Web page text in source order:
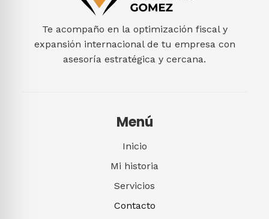
Te acompaño en la optimización fiscal y
expansión internacional de tu empresa con
asesoría estratégica y cercana.
Menú
Inicio
Mi historia
Servicios
Contacto